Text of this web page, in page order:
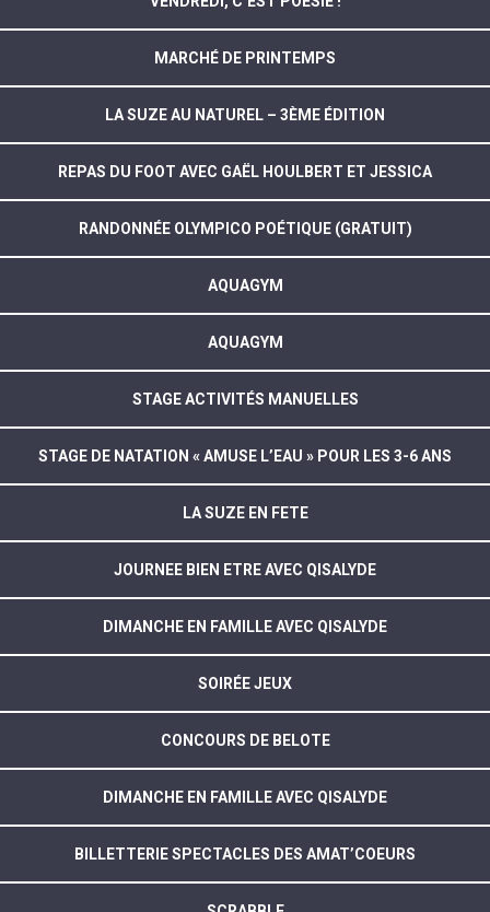
MARCHÉ DE PRINTEMPS
LA SUZE AU NATUREL – 3ÈME ÉDITION
REPAS DU FOOT AVEC GAËL HOULBERT ET JESSICA
RANDONNÉE OLYMPICO POÉTIQUE (GRATUIT)
AQUAGYM
AQUAGYM
STAGE ACTIVITÉS MANUELLES
STAGE DE NATATION « AMUSE L’EAU » POUR LES 3-6 ANS
LA SUZE EN FETE
JOURNEE BIEN ETRE AVEC QISALYDE
DIMANCHE EN FAMILLE AVEC QISALYDE
SOIRÉE JEUX
CONCOURS DE BELOTE
DIMANCHE EN FAMILLE AVEC QISALYDE
BILLETTERIE SPECTACLES DES AMAT’COEURS